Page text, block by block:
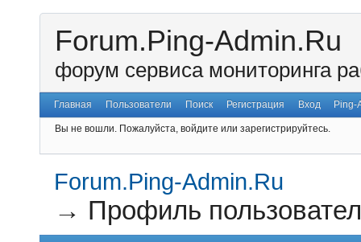
Forum.Ping-Admin.Ru
форум сервиса мониторинга
Главная Пользователи Поиск Регистрация Вход Ping-
Вы не вошли. Пожалуйста, войдите или зарегистрируйтесь.
Forum.Ping-Admin.Ru
→ Профиль